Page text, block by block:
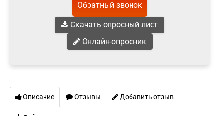
Обратный звонок
Скачать опросный лист
Онлайн-опросник
Описание Отзывы Добавить отзыв